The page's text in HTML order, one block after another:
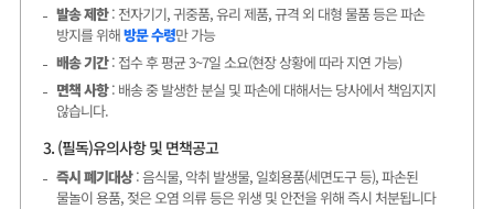
발송 제한: 전자기기, 귀중품, 유리 제품, 규격 외 대형 물품 등은 파손
방지를 위해방문 수령만 가능
배송 기간: 접수 후 평균 3~7일 소요(현장 상황에 따라 지연 가능)
면책 사항: 배송 중 발생한 분실 및 파손에 대해서는 당사에서 책임지지
않습니다.
3. (필독)유의사항 및 면책공고
즉시 폐기대상: 음식물, 악취 발생물, 일회용품(세면도구 등), 파손된
물놀이 용품, 젖은 오염 의류 등은 위생 및 안전을 위해 즉시 처분됩니다